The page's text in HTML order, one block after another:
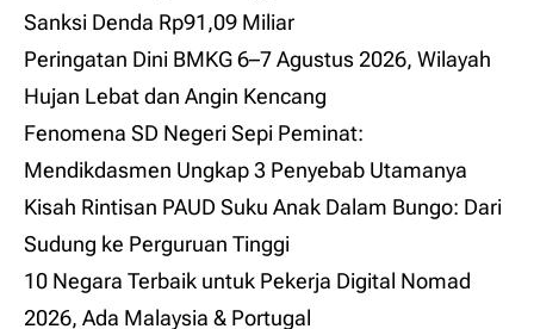
Sanksi Denda Rp91,09 Miliar
Peringatan Dini BMKG 6–7 Agustus 2026, Wilayah
Hujan Lebat dan Angin Kencang
Fenomena SD Negeri Sepi Peminat:
Mendikdasmen Ungkap 3 Penyebab Utamanya
Kisah Rintisan PAUD Suku Anak Dalam Bungo: Dari
Sudung ke Perguruan Tinggi
10 Negara Terbaik untuk Pekerja Digital Nomad
2026, Ada Malaysia & Portugal